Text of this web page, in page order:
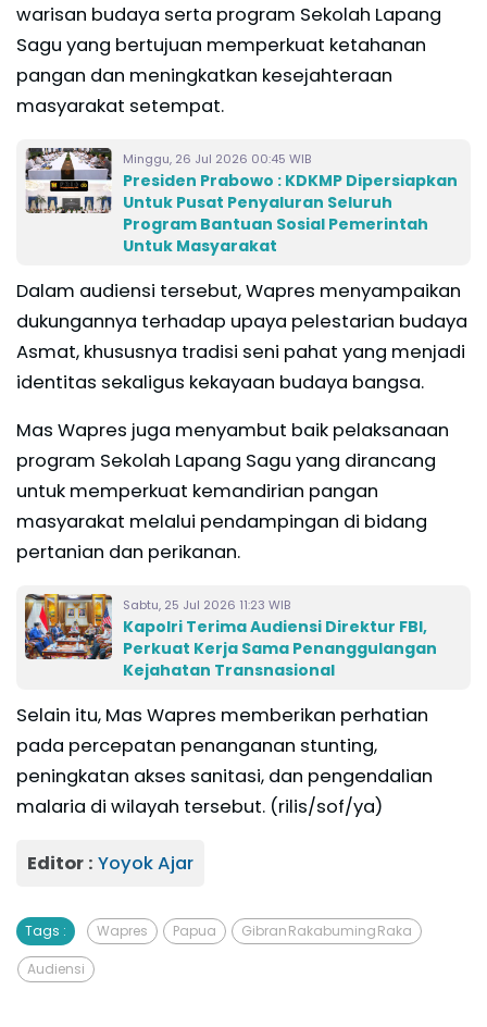
warisan budaya serta program Sekolah Lapang
Sagu yang bertujuan memperkuat ketahanan
pangan dan meningkatkan kesejahteraan
masyarakat setempat.
Minggu, 26 Jul 2026 00:45 WIB
Presiden Prabowo : KDKMP Dipersiapkan
Untuk Pusat Penyaluran Seluruh
Program Bantuan Sosial Pemerintah
Untuk Masyarakat
Dalam audiensi tersebut, Wapres menyampaikan
dukungannya terhadap upaya pelestarian budaya
Asmat, khususnya tradisi seni pahat yang menjadi
identitas sekaligus kekayaan budaya bangsa.
Mas Wapres juga menyambut baik pelaksanaan
program Sekolah Lapang Sagu yang dirancang
untuk memperkuat kemandirian pangan
masyarakat melalui pendampingan di bidang
pertanian dan perikanan.
Sabtu, 25 Jul 2026 11:23 WIB
Kapolri Terima Audiensi Direktur FBI,
Perkuat Kerja Sama Penanggulangan
Kejahatan Transnasional
Selain itu, Mas Wapres memberikan perhatian
pada percepatan penanganan stunting,
peningkatan akses sanitasi, dan pengendalian
malaria di wilayah tersebut. (rilis/sof/ya)
Editor : Yoyok Ajar
Tags : Wapres Papua Gibran Rakabuming Raka
Audiensi